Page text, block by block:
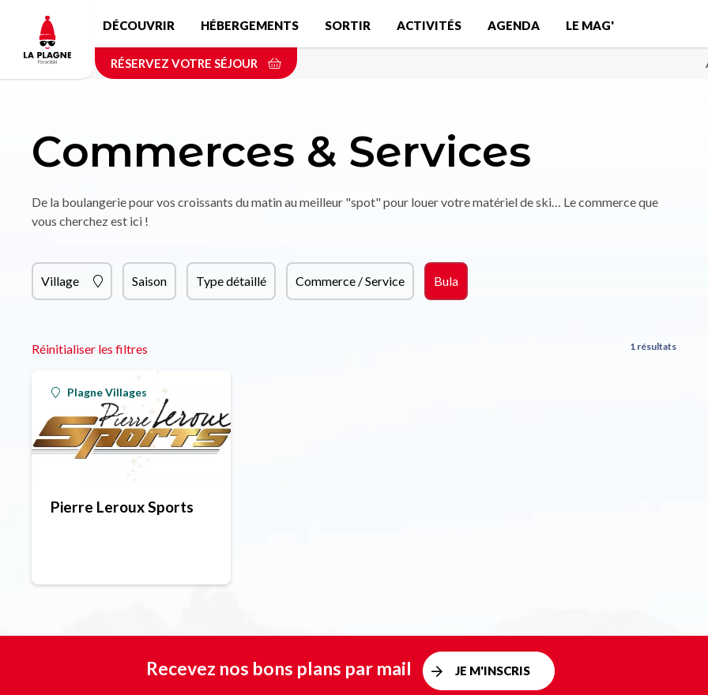
contenu
principal
DÉCOUVRIR HÉBERGEMENTS SORTIR ACTIVITÉS AGENDA LE MAG'
RÉSERVEZ VOTRE SÉJOUR
Commerces & Services
De la boulangerie pour vos croissants du matin au meilleur "spot" pour louer votre matériel de ski… Le commerce que
vous cherchez est ici !
Village Saison Type détaillé Commerce / Service Bula
Réinitialiser les filtres 1 résultats
Plagne Villages
Pierre Leroux Sports
Recevez nos bons plans par mail JE M'INSCRIS